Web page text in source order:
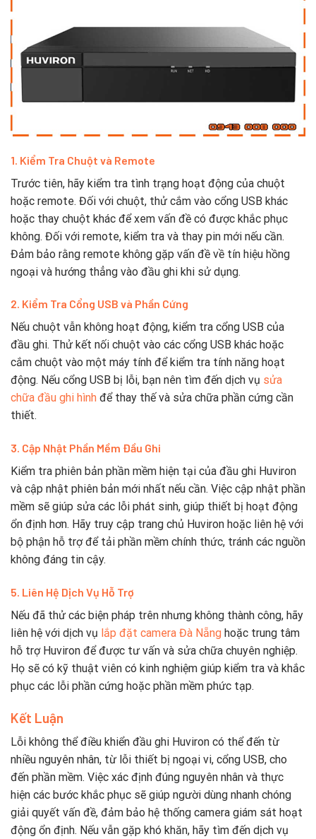
1. Kiểm Tra Chuột và Remote
Trước tiên, hãy kiểm tra tình trạng hoạt động của chuột
hoặc remote. Đối với chuột, thử cắm vào cổng USB khác
hoặc thay chuột khác để xem vấn đề có được khắc phục
không. Đối với remote, kiểm tra và thay pin mới nếu cần.
Đảm bảo rằng remote không gặp vấn đề về tín hiệu hồng
ngoại và hướng thẳng vào đầu ghi khi sử dụng.
2. Kiểm Tra Cổng USB và Phần Cứng
Nếu chuột vẫn không hoạt động, kiểm tra cổng USB của
đầu ghi. Thử kết nối chuột vào các cổng USB khác hoặc
cắm chuột vào một máy tính để kiểm tra tính năng hoạt
động. Nếu cổng USB bị lỗi, bạn nên tìm đến dịch vụ sửa
chữa đầu ghi hình để thay thế và sửa chữa phần cứng cần
thiết.
3. Cập Nhật Phần Mềm Đầu Ghi
Kiểm tra phiên bản phần mềm hiện tại của đầu ghi Huviron
và cập nhật phiên bản mới nhất nếu cần. Việc cập nhật phần
mềm sẽ giúp sửa các lỗi phát sinh, giúp thiết bị hoạt động
ổn định hơn. Hãy truy cập trang chủ Huviron hoặc liên hệ với
bộ phận hỗ trợ để tải phần mềm chính thức, tránh các nguồn
không đáng tin cậy.
5. Liên Hệ Dịch Vụ Hỗ Trợ
Nếu đã thử các biện pháp trên nhưng không thành công, hãy
liên hệ với dịch vụ lắp đặt camera Đà Nẵng hoặc trung tâm
hỗ trợ Huviron để được tư vấn và sửa chữa chuyên nghiệp.
Họ sẽ có kỹ thuật viên có kinh nghiệm giúp kiểm tra và khắc
phục các lỗi phần cứng hoặc phần mềm phức tạp.
Kết Luận
Lỗi không thể điều khiển đầu ghi Huviron có thể đến từ
nhiều nguyên nhân, từ lỗi thiết bị ngoại vi, cổng USB, cho
đến phần mềm. Việc xác định đúng nguyên nhân và thực
hiện các bước khắc phục sẽ giúp người dùng nhanh chóng
giải quyết vấn đề, đảm bảo hệ thống camera giám sát hoạt
động ổn định. Nếu vẫn gặp khó khăn, hãy tìm đến dịch vụ